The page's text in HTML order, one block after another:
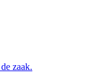
zaak.